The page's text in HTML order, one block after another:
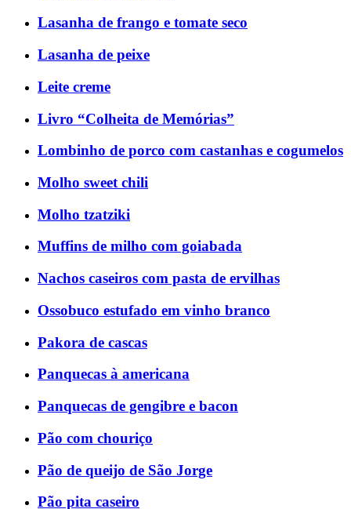
Lasanha de frango e tomate seco
Lasanha de peixe
Leite creme
Livro “Colheita de Memórias”
Lombinho de porco com castanhas e cogumelos
Molho sweet chili
Molho tzatziki
Muffins de milho com goiabada
Nachos caseiros com pasta de ervilhas
Ossobuco estufado em vinho branco
Pakora de cascas
Panquecas à americana
Panquecas de gengibre e bacon
Pão com chouriço
Pão de queijo de São Jorge
Pão pita caseiro